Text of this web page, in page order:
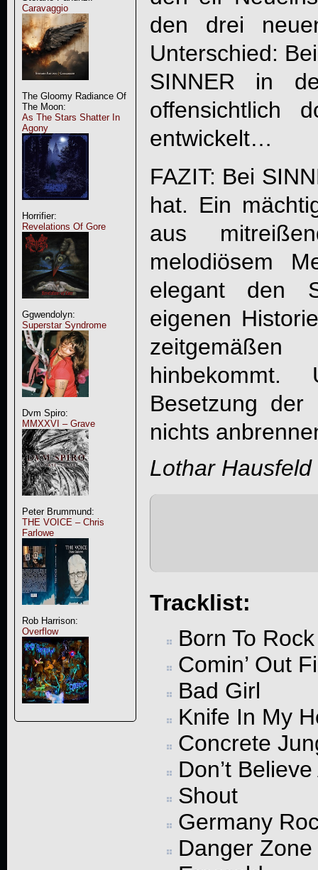
Caravaggio
The Gloomy Radiance Of
The Moon:
As The Stars Shatter In
Agony
Horrifier:
Revelations Of Gore
Ggwendolyn:
Superstar Syndrome
Dvm Spiro:
MMXXVI – Grave
Peter Brummund:
THE VOICE – Chris
Farlowe
Rob Harrison:
Overflow
den drei
Unterschied:
SINNER in
offensichtlich
entwickelt…
FAZIT: Bei
hat. Ein
aus
melodiösem
elegant den
eigenen
Besetzung
nichts
Lothar Hausfeld
Tracklist:
Born To Rock
Comin’ Out
Bad Girl
Knife In My
Concrete
Don’t
Shout
Germany
Danger Zone